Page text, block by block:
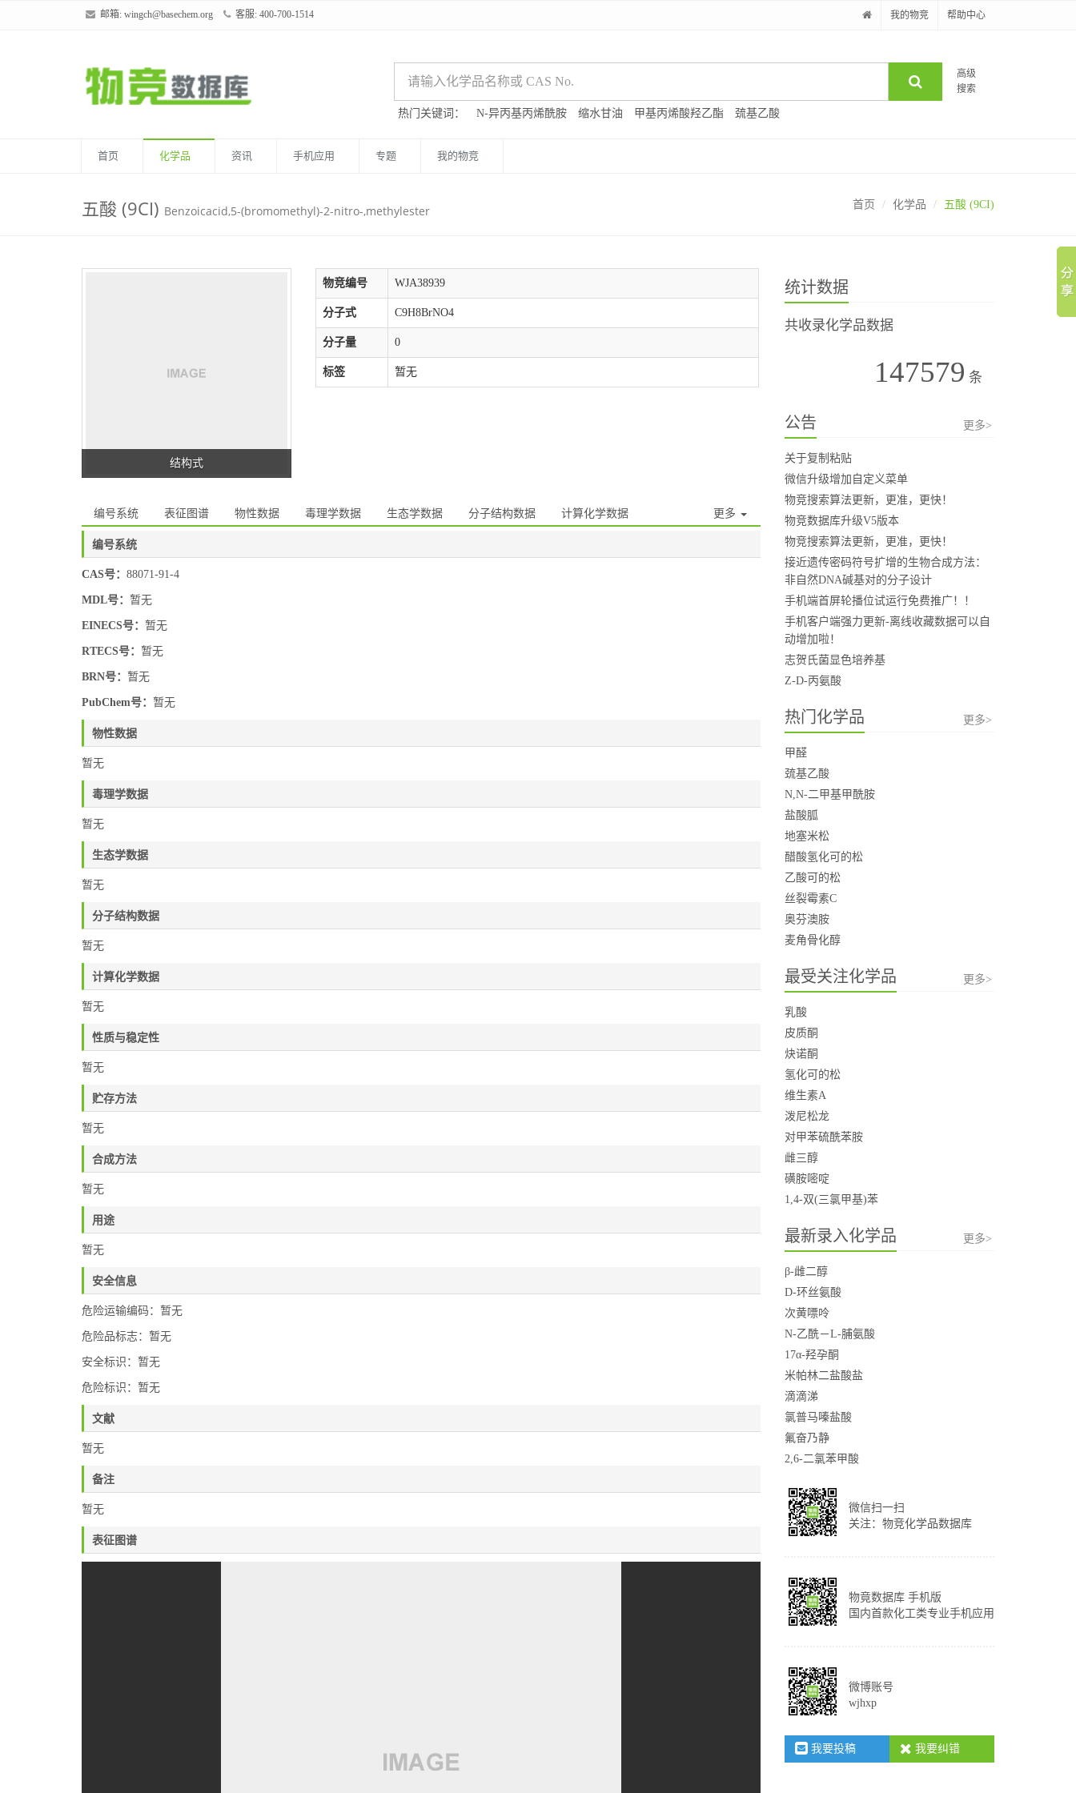
邮箱: wingch@basechem.org 客服: 400-700-1514 我的物竞 帮助中心
高级
搜索
热门关键词： N-异丙基丙烯酰胺 缩水甘油 甲基丙烯酸羟乙酯 巯基乙酸
首页 化学品 资讯 手机应用 专题 我的物竞
五酸 (9CI) Benzoicacid,5-(bromomethyl)-2-nitro-,methylester 首页 化学品 五酸 (9CI)
结构式
物竞编号 WJA38939
分子式 C9H8BrNO4
分子量 0
标签 暂无
编号系统 表征图谱 物性数据 毒理学数据 生态学数据 分子结构数据 计算化学数据 更多
编号系统
CAS号： 88071-91-4
MDL号： 暂无
EINECS号： 暂无
RTECS号： 暂无
BRN号： 暂无
PubChem号： 暂无
物性数据
暂无
毒理学数据
暂无
生态学数据
暂无
分子结构数据
暂无
计算化学数据
暂无
性质与稳定性
暂无
贮存方法
暂无
合成方法
暂无
用途
暂无
安全信息
危险运输编码：暂无
危险品标志：暂无
安全标识：暂无
危险标识：暂无
文献
暂无
备注
暂无
表征图谱
统计数据
共收录化学品数据
147579 条
公告 更多>
关于复制粘贴
微信升级增加自定义菜单
物竞搜索算法更新，更准，更快！
物竞数据库升级V5版本
物竞搜索算法更新，更准，更快！
接近遗传密码符号扩增的生物合成方法：
非自然DNA碱基对的分子设计
手机端首屏轮播位试运行免费推广！！
手机客户端强力更新-离线收藏数据可以自
动增加啦！
志贺氏菌显色培养基
Z-D-丙氨酸
热门化学品 更多>
甲醛
巯基乙酸
N,N-二甲基甲酰胺
盐酸胍
地塞米松
醋酸氢化可的松
乙酸可的松
丝裂霉素C
奥芬澳胺
麦角骨化醇
最受关注化学品 更多>
乳酸
皮质酮
炔诺酮
氢化可的松
维生素A
泼尼松龙
对甲苯硫酰苯胺
雌三醇
磺胺嘧啶
1,4-双(三氯甲基)苯
最新录入化学品 更多>
β-雌二醇
D-环丝氨酸
次黄嘌呤
N-乙酰－L-脯氨酸
17α-羟孕酮
米帕林二盐酸盐
滴滴涕
氯普马嗪盐酸
氟奋乃静
2,6-二氯苯甲酸
微信扫一扫
关注：物竞化学品数据库
物竟数据库 手机版
国内首款化工类专业手机应用
微博账号
wjhxp
我要投稿 我要纠错